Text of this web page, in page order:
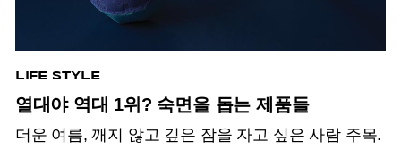
LIFE STYLE
열대야 역대 1위? 숙면을 돕는 제품들
더운 여름, 깨지 않고 깊은 잠을 자고 싶은 사람 주목.